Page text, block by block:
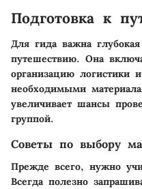
Подготовка к
Для гида важна
путешествию. Она
организацию логистики
необходимыми
увеличивает шансы
группой.
Советы по выбору
Прежде всего, нужно
Всегда полезно